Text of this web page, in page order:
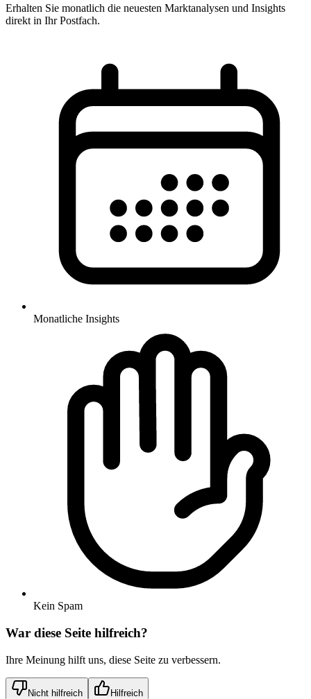
Erhalten Sie monatlich die neuesten Marktanalysen und Insights
direkt in Ihr Postfach.
Monatliche Insights
Kein Spam
War diese Seite hilfreich?
Ihre Meinung hilft uns, diese Seite zu verbessern.
Nicht hilfreich Hilfreich